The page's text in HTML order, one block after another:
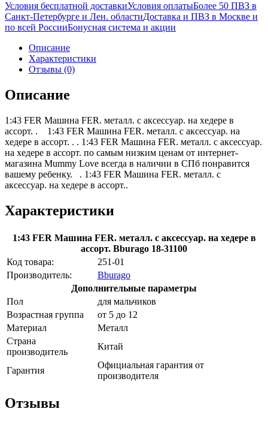
Условия бесплатной доставкиУсловия оплатыБолее 50 ПВЗ в
Санкт-Петербурге и Лен. областиДоставка и ПВЗ в Москве и
по всей РоссииБонусная система и акции
Описание
Характеристики
Отзывы (0)
Описание
1:43 FER Машина FER. металл. с аксессуар. на хедере в
ассорт. . 1:43 FER Машина FER. металл. с аксессуар. на
хедере в ассорт. . . 1:43 FER Машина FER. металл. с аксессуар.
на хедере в ассорт. по самым низким ценам от интернет-
магазина Mummy Love всегда в наличии в СПб понравится
вашему ребенку. . 1:43 FER Машина FER. металл. с
аксессуар. на хедере в ассорт..
Характеристики
1:43 FER Машина FER. металл. с аксессуар. на хедере в
ассорт. Bburago 18-31100
Код товара:
251-01
Производитель:
Bburago
Дополнительные параметры
Пол
для мальчиков
Возрастная группа
от 5 до 12
Материал
Металл
Страна
производитель
Китай
Гарантия
Официальная гарантия от
производителя
Отзывы